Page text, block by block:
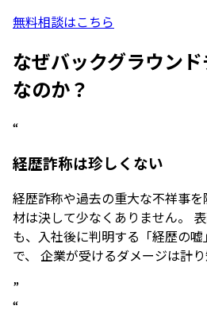
無料相談はこちら
なぜバックグラウン
なのか？
“
経歴詐称は珍しくない
経歴詐称や過去の重大な不祥事
材は決して少なくありません。
も、入社後に判明する「経歴の嘘
で、 企業が受けるダメージは計り
”
“